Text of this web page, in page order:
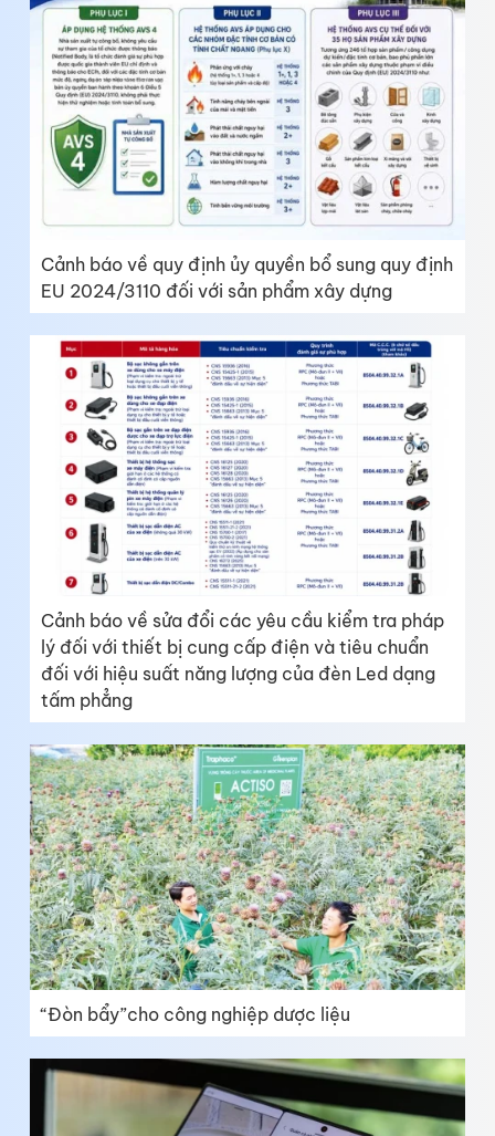
Cảnh báo về quy định ủy quyền bổ sung quy định
EU 2024/3110 đối với sản phẩm xây dựng
Cảnh báo về sửa đổi các yêu cầu kiểm tra pháp
lý đối với thiết bị cung cấp điện và tiêu chuẩn
đối với hiệu suất năng lượng của đèn Led dạng
tấm phẳng
“Đòn bẩy”cho công nghiệp dược liệu